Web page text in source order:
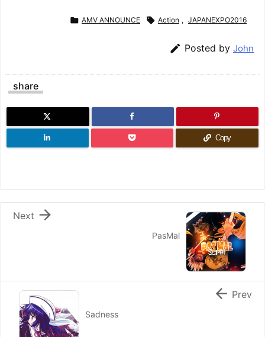
 AMV ANNOUNCE  Action , JAPANEXPO2016
 Posted by John
share
Copy
PasMal

Next
Sadness
 Prev